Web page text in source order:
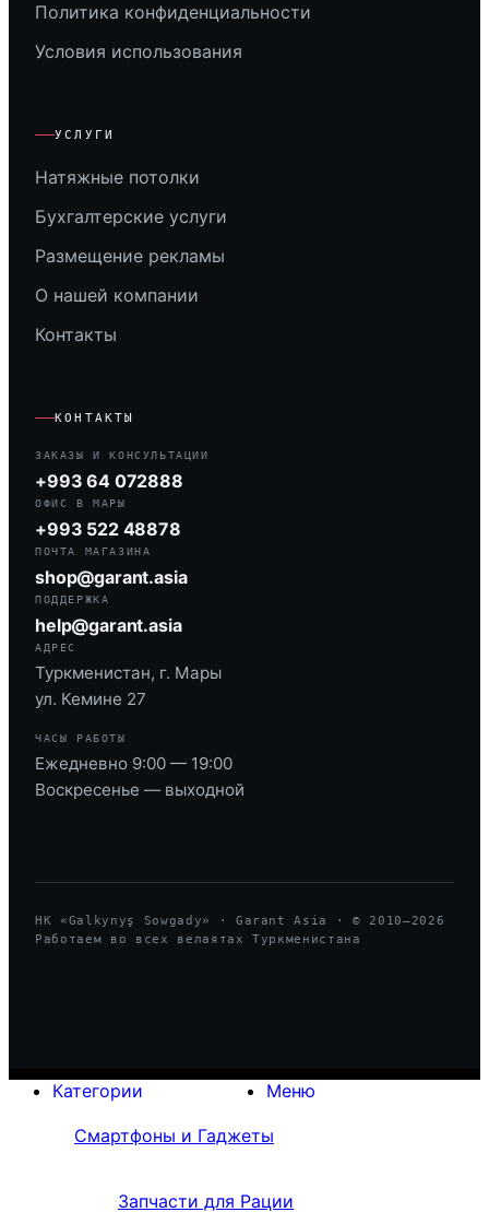
Политика конфиденциальности
Условия использования
УСЛУГИ
Натяжные потолки
Бухгалтерские услуги
Размещение рекламы
О нашей компании
Контакты
КОНТАКТЫ
ЗАКАЗЫ И КОНСУЛЬТАЦИИ
+993 64 072888
ОФИС В МАРЫ
+993 522 48878
ПОЧТА МАГАЗИНА
shop@garant.asia
ПОДДЕРЖКА
help@garant.asia
АДРЕС
Туркменистан, г. Мары
ул. Кемине 27
ЧАСЫ РАБОТЫ
Ежедневно 9:00 — 19:00
Воскресенье — выходной
HK «Galkynyş Sowgady» · Garant Asia · © 2010—2026
Работаем во всех велаятах Туркменистана
Меню
Категории
Смартфоны и Гаджеты
Запчасти для Рации